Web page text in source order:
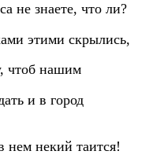
не знаете, что ли?
этими скрылись,
чтоб нашим
и в город
нем некий таится!